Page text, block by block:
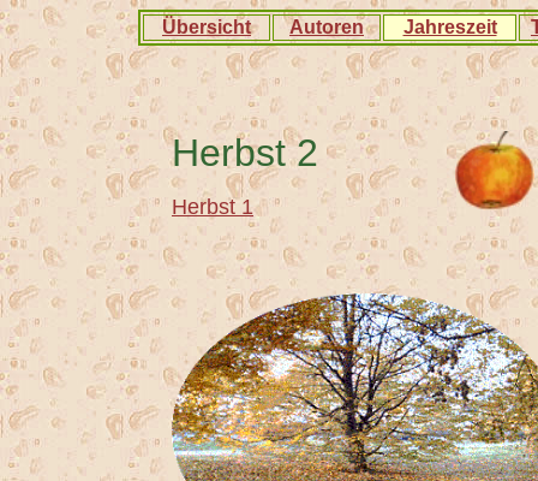
Übersicht Autoren Jahreszeit
Herbst 2
Herbst 1